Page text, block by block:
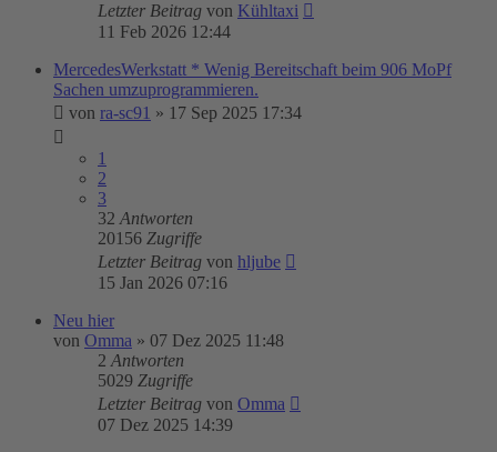
Letzter Beitrag von Kühltaxi
11 Feb 2026 12:44
MercedesWerkstatt * Wenig Bereitschaft beim 906 MoPf
Sachen umzuprogrammieren.
von ra-sc91 » 17 Sep 2025 17:34
1
2
3
32 Antworten
20156 Zugriffe
Letzter Beitrag von hljube
15 Jan 2026 07:16
Neu hier
von Omma » 07 Dez 2025 11:48
2 Antworten
5029 Zugriffe
Letzter Beitrag von Omma
07 Dez 2025 14:39